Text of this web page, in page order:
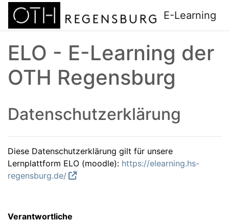
Zum Hauptinhalt
E-Learning
ELO - E-Learning der
OTH Regensburg
Datenschutzerklärung
Diese Datenschutzerklärung gilt für unsere
Lernplattform ELO (moodle): https://elearning.hs-
regensburg.de/
Verantwortliche